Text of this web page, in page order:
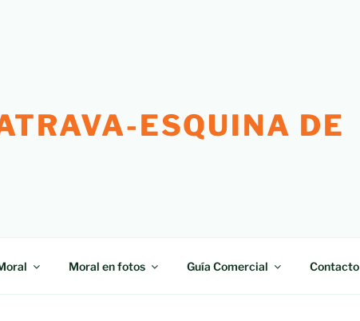
ESQUINA DE
Moral en fotos Guía Comercial Contacto